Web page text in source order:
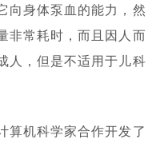
向身体泵血的能力，然
非常耗时，而且因人而
人，但是不适用于儿科
算机科学家合作开发了